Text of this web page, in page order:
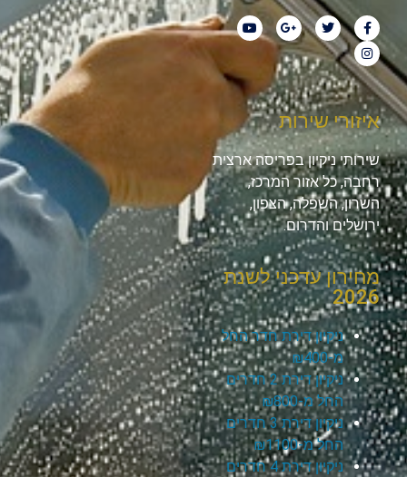
איזורי שירות
שירותי ניקיון בפריסה ארצית
רחבה, כל אזור המרכז,
השרון, השפלה, הצפון,
ירושלים והדרום.
מחירון עדכני לשנת
2026
ניקיון דירת חדר החל
מ-₪400
ניקיון דירת 2 חדרים
החל מ-₪800
ניקיון דירת 3 חדרים
החל מ-₪1100
ניקיון דירת 4 חדרים